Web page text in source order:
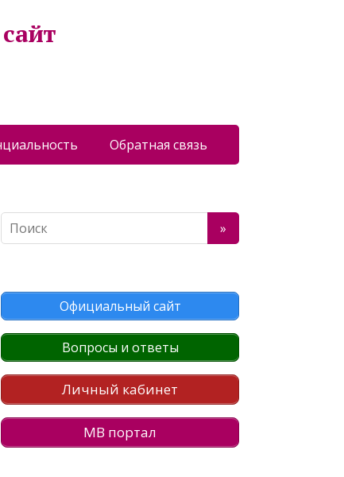
Обратная связь
Официальный сайт
Вопросы и ответы
Личный кабинет
МВ портал